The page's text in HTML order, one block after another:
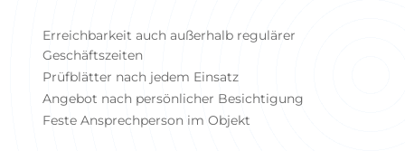
Erreichbarkeit auch außerhalb regulärer
Geschäftszeiten
Prüfblätter nach jedem Einsatz
Angebot nach persönlicher Besichtigung
Feste Ansprechperson im Objekt